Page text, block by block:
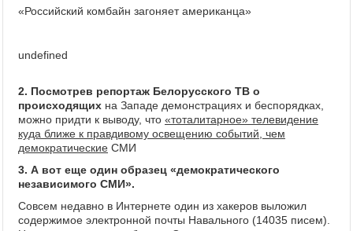
Видеотоп
«Российский комбайн загоняет американца»
undefined
2. Посмотрев репортаж Белорусского ТВ о
происходящих на Западе демонстрациях и беспорядках,
можно придти к выводу, что «тоталитарное» телевидение
куда ближе к правдивому освещению событий, чем
демократические СМИ
3. А вот еще один образец «демократического
независимого СМИ».
Совсем недавно в Интернете один из хакеров выложил
содержимое электронной почты Навального (14035 писем).